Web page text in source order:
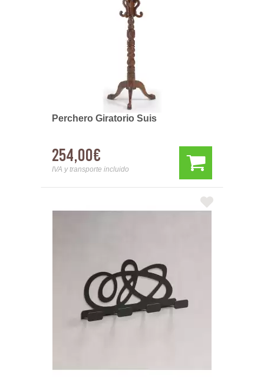
Perchero Giratorio Suis
254,00€
IVA y transporte incluido